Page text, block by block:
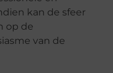
kan de sfeer
op de
van de